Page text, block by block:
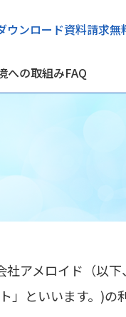
ウンロード資料請求無
への取組みFAQ
アメロイド（以下
」といいます。)の